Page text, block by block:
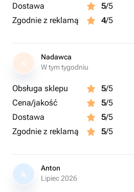
Dostawa
5/5
Zgodnie z reklamą
4/5
N
Nadawca
W tym tygodniu
Obsługa sklepu 5/5
Cena/jakość
5/5
Dostawa
5/5
Zgodnie z reklamą
5/5
A
Anton
Lipiec 2026